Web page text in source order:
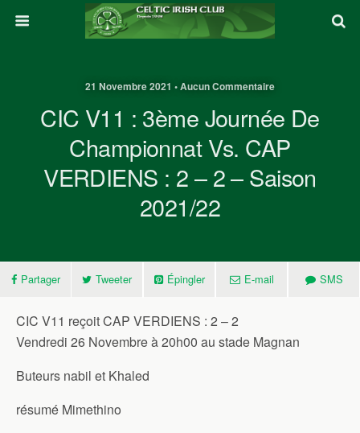
21 Novembre 2021 • Aucun Commentaire
CIC V11 : 3ème Journée De
Championnat Vs. CAP
VERDIENS : 2 – 2 – Saison
2021/22
Partager Tweeter Épingler E-mail SMS
CIC V11 reçoit CAP VERDIENS : 2 – 2
Vendredi 26 Novembre à 20h00 au stade Magnan
Buteurs nabil et Khaled
résumé Mimethino